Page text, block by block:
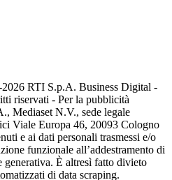
2026 RTI S.p.A. Business Digital -
riservati - Per la pubblicità
Mediaset N.V., sede legale
Viale Europa 46, 20093 Cologno
e ai dati personali trasmessi e/o
funzionale all’addestramento di
È altresì fatto divieto
di data scraping.